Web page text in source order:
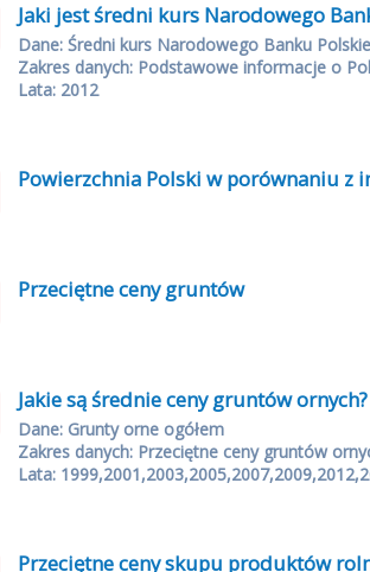
Jaki jest średni kurs Narodowego
Dane: Średni kurs Narodowego Banku
Zakres danych: Podstawowe informacje o
Lata: 2012
Powierzchnia Polski w porównaniu z
Przeciętne ceny gruntów
Jakie są średnie ceny gruntów ornych?
Dane: Grunty orne ogółem
Zakres danych: Przeciętne ceny gruntów
Lata:
Przeciętne ceny skupu produktów